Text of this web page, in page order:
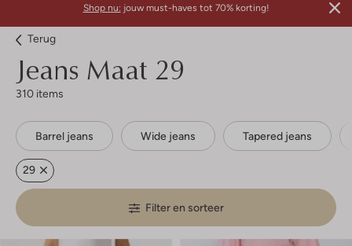
Shop nu: jouw must-haves tot 70% korting!
Terug
Jeans Maat 29
310 items
Barrel jeans Wide jeans Tapered jeans
29
Filter en sorteer